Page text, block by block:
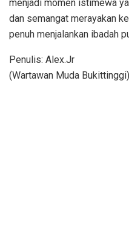
menjadi momen istimewa
dan semangat merayakan
penuh menjalankan ibadah
Penulis: Alex.Jr
(Wartawan Muda Bukittinggi)